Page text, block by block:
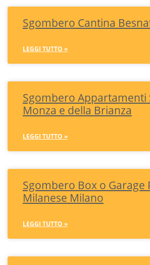
Sgombero Cantina
LEGGI TUTTO »
Sgombero Appartamenti
Monza e della Brianza
LEGGI TUTTO »
Sgombero Box o Garage
Milanese Milano
LEGGI TUTTO »